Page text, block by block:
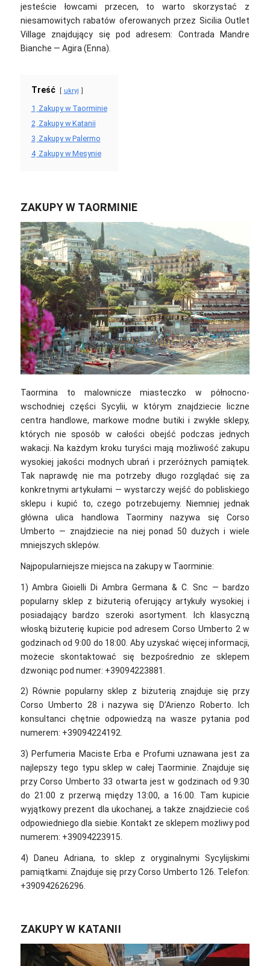
jesteście łowcami przecen, to warto skorzystać z
niesamowitych rabatów oferowanych przez Sicilia Outlet
Village znajdujący się pod adresem: Contrada Mandre
Bianche — Agira (Enna).
Treść ukryj
1 Zakupy w Taorminie
2 Zakupy w Katanii
3 Zakupy w Palermo
4 Zakupy w Mesynie
ZAKUPY W TAORMINIE
Taormina to malownicze miasteczko w północno-
wschodniej części Sycylii, w którym znajdziecie liczne
centra handlowe, markowe modne butiki i zwykłe sklepy,
których nie sposób w całości obejść podczas jednych
wakacji. Na każdym kroku turyści mają możliwość zakupu
wysokiej jakości modnych ubrań i przeróżnych pamiątek.
Tak naprawdę nie ma potrzeby długo rozglądać się za
konkretnymi artykułami — wystarczy wejść do pobliskiego
sklepu i kupić to, czego potrzebujemy. Niemniej jednak
główna ulica handlowa Taorminy nazywa się Corso
Umberto — znajdziecie na niej ponad 50 dużych i wiele
mniejszych sklepów.
Najpopularniejsze miejsca na zakupy w Taorminie:
1) Ambra Gioielli Di Ambra Germana & C. Snc — bardzo
popularny sklep z biżuterią oferujący artykuły wysokiej i
posiadający bardzo szeroki asortyment. Ich klasyczną
włoską biżuterię kupicie pod adresem Corso Umberto 2 w
godzinach od 9:00 do 18:00. Aby uzyskać więcej informacji,
możecie skontaktować się bezpośrednio ze sklepem
dzwoniąc pod numer: +39094223881.
2) Równie popularny sklep z biżuterią znajduje się przy
Corso Umberto 28 i nazywa się D’Arienzo Roberto. Ich
konsultanci chętnie odpowiedzą na wasze pytania pod
numerem: +39094224192.
3) Perfumeria Maciste Erba e Profumi uznawana jest za
najlepszy tego typu sklep w całej Taorminie. Znajduje się
przy Corso Umberto 33 otwarta jest w godzinach od 9:30
do 21:00 z przerwą między 13:00, a 16:00. Tam kupicie
wyjątkowy prezent dla ukochanej, a także znajdziecie coś
odpowiedniego dla siebie. Kontakt ze sklepem możliwy pod
numerem: +39094223915.
4) Daneu Adriana, to sklep z oryginalnymi Sycylijskimi
pamiątkami. Znajduje się przy Corso Umberto 126. Telefon:
+390942626296.
ZAKUPY W KATANII